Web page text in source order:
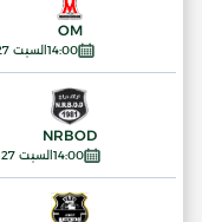
14:00السبت 27 ديسمبر 2026
OM
14:00السبت 27 ديسمبر 2026
NRBOD